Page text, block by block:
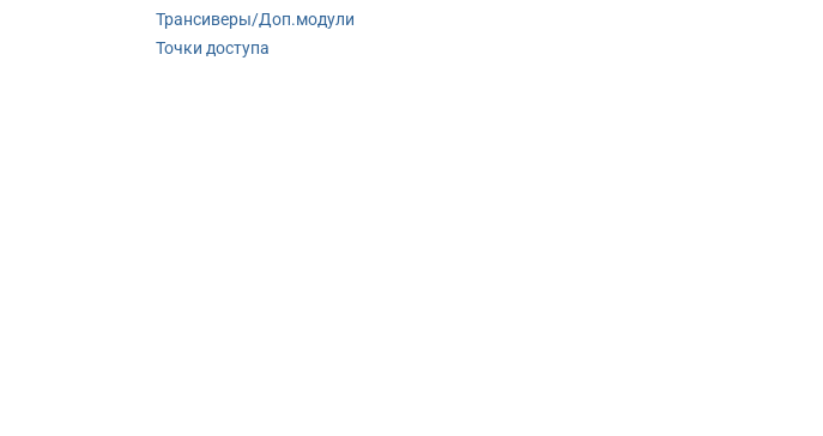
Трансиверы/Доп.модули
Точки доступа